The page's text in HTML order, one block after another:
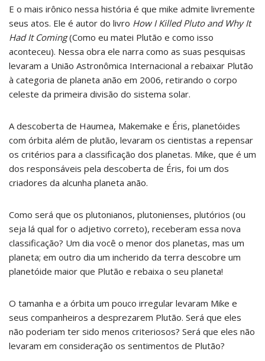
E o mais irônico nessa história é que mike admite livremente
seus atos. Ele é autor do livro How I Killed Pluto and Why It
Had It Coming(Como eu matei Plutão e como isso
aconteceu). Nessa obra ele narra como as suas pesquisas
levaram a União Astronômica Internacional a rebaixar Plutão
à categoria de planeta anão em 2006, retirando o corpo
celeste da primeira divisão do sistema solar.
A descoberta de Haumea, Makemake e Éris, planetóides
com órbita além de plutão, levaram os cientistas a repensar
os critérios para a classificação dos planetas. Mike, que é um
dos responsáveis pela descoberta de Éris, foi um dos
criadores da alcunha planeta anão.
Como será que os plutonianos, plutonienses, plutórios (ou
seja lá qual for o adjetivo correto), receberam essa nova
classificação? Um dia você o menor dos planetas, mas um
planeta; em outro dia um incherido da terra descobre um
planetóide maior que Plutão e rebaixa o seu planeta!
O tamanha e a órbita um pouco irregular levaram Mike e
seus companheiros a desprezarem Plutão. Será que eles
não poderiam ter sido menos criteriosos? Será que eles não
levaram em consideração os sentimentos de Plutão?